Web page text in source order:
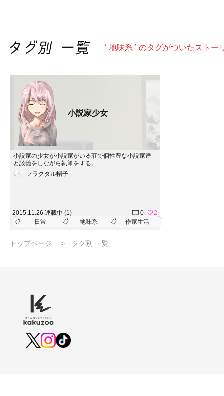
‘ 地味系 ’ のタグがついたストー
小説家少女
小説家の少女が小説家がいる荘で個性豊な小説家達
と談義をしながら執筆をする。
フラクタル帽子
2015.11.26 連載中 (1) 0
2
日常
地味系 作家生活
トップページ タグ別 一覧